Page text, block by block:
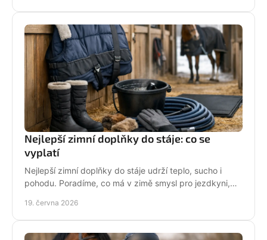
Nejlepší zimní doplňky do stáje: co se
vyplatí
Nejlepší zimní doplňky do stáje udrží teplo, sucho i
pohodu. Poradíme, co má v zimě smysl pro jezdkyni,
19. června 2026